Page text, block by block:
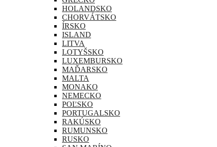
HOLANDSKO
CHORVÁTSKO
ÍRSKO
ISLAND
LITVA
LOTYŠSKO
LUXEMBURSKO
MAĎARSKO
MALTA
MONAKO
NEMECKO
POĽSKO
PORTUGALSKO
RAKÚSKO
RUMUNSKO
RUSKO